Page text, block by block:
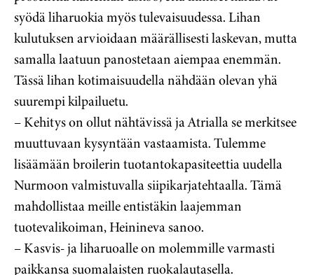
syödä liharuokia myös tulevaisuudessa. Lihan
kulutuksen arvioidaan määrällisesti laskevan, mutta
samalla laatuun panostetaan aiempaa enemmän.
Tässä lihan kotimaisuudella nähdään olevan yhä
suurempi kilpailuetu.
– Kehitys on ollut nähtävissä ja Atrialla se merkitsee
muuttuvaan kysyntään vastaamista. Tulemme
lisäämään broilerin tuotantokapasiteettia uudella
Nurmoon valmistuvalla siipikarjatehtaalla. Tämä
mahdollistaa meille entistäkin laajemman
tuotevalikoiman, Heinineva sanoo.
– Kasvis- ja liharuoalle on molemmille varmasti
paikkansa suomalaisten ruokalautasella.